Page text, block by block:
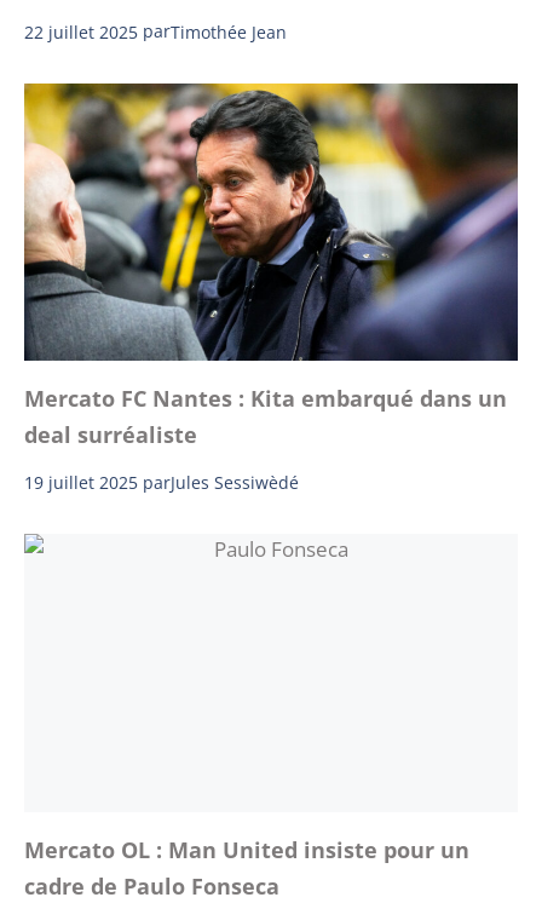
22 juillet 2025 parTimothée Jean
Mercato FC Nantes : Kita embarqué dans un
deal surréaliste
19 juillet 2025 parJules Sessiwèdé
Mercato OL : Man United insiste pour un
cadre de Paulo Fonseca